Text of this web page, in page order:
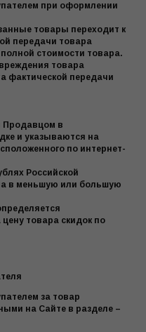
при оформлении
товары переходит к
передачи товара
стоимости товара.
товара
фактической передачи
Продавцом в
и указываются на
по интернет-
Российской
в меньшую или большую
товара скидок по
за товар
на Сайте в разделе –